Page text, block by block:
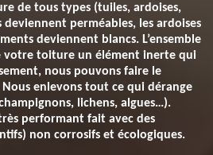
de tous types (tuiles, ardoises,
perméables, les ardoises
deviennent blancs. L’ensemble
votre toiture un élément inerte qui
nous pouvons faire le
enlevons tout ce qui dérange
lichens, algues…).
performant fait avec des
non corrosifs et écologiques.